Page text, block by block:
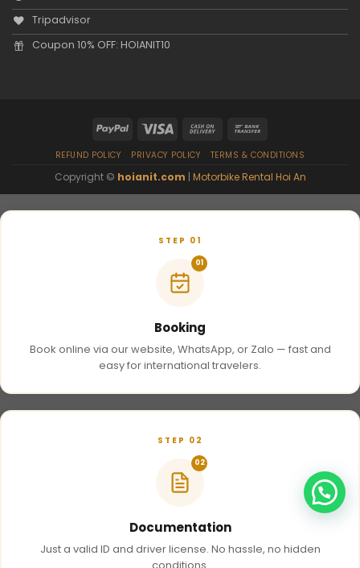
Tripadvisor
Coupon 10% OFF: HOIANIT10
REFUND POLICY PRIVACY POLICY TERMS & CONDITIONS
Copyright © hoianit.com | Motorbike Rental Hoi An
STEP 01
01
Booking
Book online via our website, WhatsApp, or Zalo — fast and
easy for international travelers.
STEP 02
02
Documentation
Just a valid ID and driver license. No hassle, no hidden
conditions.